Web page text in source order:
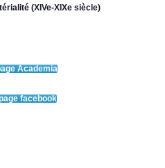
(XIVe-XIXe siècle)
Academia
facebook